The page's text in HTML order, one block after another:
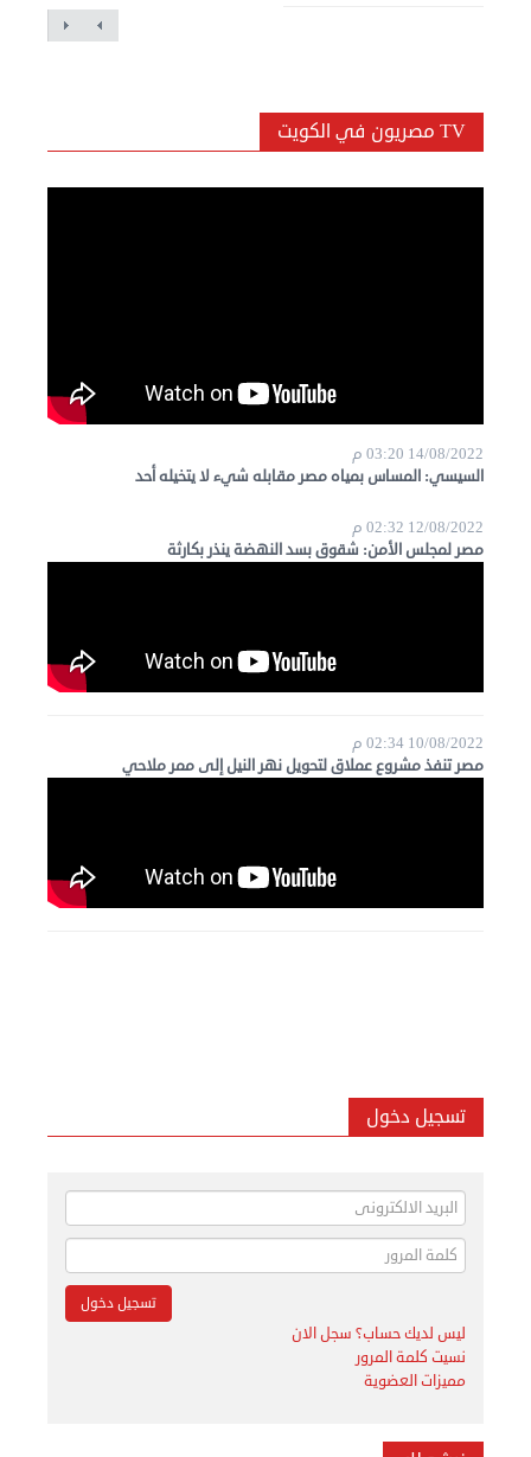
TV مصريون في الكويت
14/08/2022 03:20 م
السيسي: المساس بمياه مصر مقابله شيء لا يتخيله أحد
12/08/2022 02:32 م
مصر لمجلس الأمن: شقوق بسد النهضة ينذر بكارثة
10/08/2022 02:34 م
مصر تنفذ مشروع عملاق لتحويل نهر النيل إلى ممر ملاحي
تسجيل دخول
ليس لديك حساب؟ سجل الان
نسيت كلمة المرور
مميزات العضوية